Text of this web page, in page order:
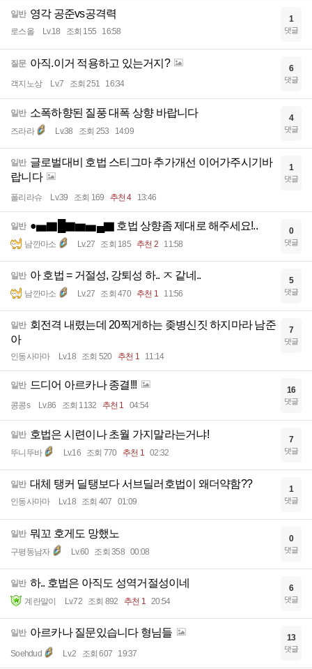
일반 영각 공준vs공격력
로스올 Lv.18 조회 155 16:58
1
댓글
질문 아직.이거 적용하고 있는거지?
객지노상 Lv.7 조회 251 16:34
6
댓글
일반 소폭하향된 질풍 대폭 상향 바랍니다
즈라라 Lv.38 조회 253 14:09
4
댓글
일반 글로벌대비 호법 스티그마 추가개선 이어가주시기바
랍니다
폴리라슈 Lv.39 조회 169 추천 4 13:46
1
댓글
일반 ●▅▇█▇▆▅▄▇ 호법 상향좀 제대로 해주세요!..
남깐마소 Lv.27 조회 185 추천 2 11:58
0
댓글
일반 아 호법 = 거절성, 강퇴성 하.. ㅈ 같네..
남깐마소 Lv.27 조회 470 추천 1 11:56
5
댓글
일반 회전격 내렸는데 20찍게하는 좆병신짓 하지마라 남준
아
인동사마마 Lv.18 조회 520 추천 1 11:14
7
댓글
일반 드디어 아르카나 종결!!!
콩콩s Lv.86 조회 1132 추천 1 04:54
16
댓글
일반 호법은 시련이나 초월 가지말라는거냐!
뚜니뚜바 Lv.16 조회 770 추천 1 02:32
7
댓글
일반 대체 탱커 딜탱보다 서브딜러호법이 왜더약함??
인동사마마 Lv.18 조회 407 01:09
1
댓글
일반 뭐꼬 호게도 망했노
구평동남자 Lv.60 조회 358 00:08
0
댓글
일반 하.. 호법은 아직도 성역거절성이네
계란말이 Lv.72 조회 892 추천 1 20:54
6
댓글
일반 아르카나 질문있습니다 형님들
Soehdud Lv.2 조회 607 19:37
13
댓글